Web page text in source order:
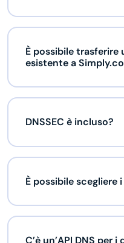
È possibile
esistente a
DNSSEC è incluso?
È possibile scegliere